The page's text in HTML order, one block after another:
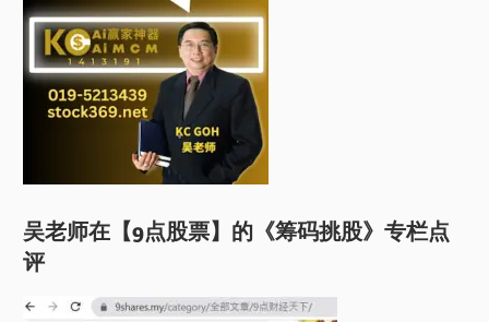
吴老师在【9点股票】的《筹码挑股》专栏点
评